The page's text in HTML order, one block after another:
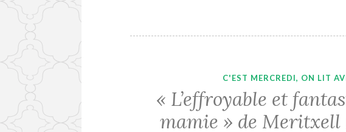
C'EST MERCREDI, ON LIT
« L’effroyable et
mamie » de